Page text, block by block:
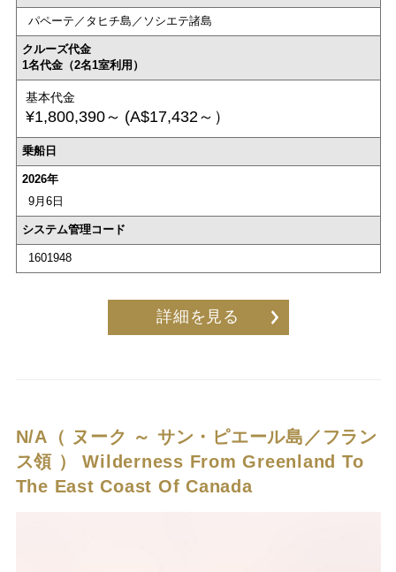
パペーテ／タヒチ島／ソシエテ諸島
クルーズ代金
1名代金（2名1室利用）
基本代金
¥1,800,390～ (A$17,432～）
乗船日
2026年
9月6日
システム管理コード
1601948
詳細を見る
N/A（ ヌーク ～ サン・ピエール島／フラン
ス領 ）Wilderness From Greenland To
The East Coast Of Canada